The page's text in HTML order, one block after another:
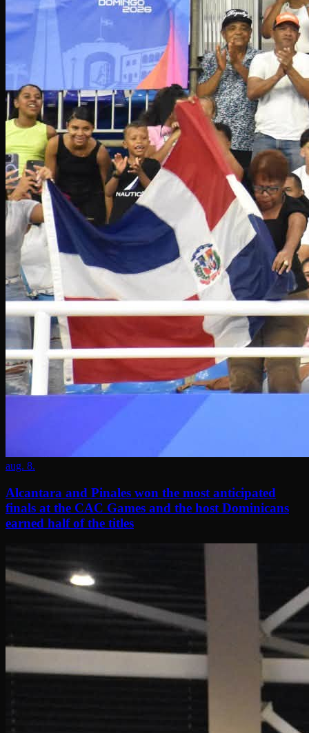
aug. 8.
Alcantara and Pinales won the most anticipated
finals at the CAC Games and the host Dominicans
earned half of the titles